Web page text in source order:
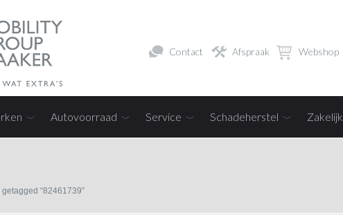
Contact Afspraak Webshop
Autovoorraad Service Schadeherstel Zakelijk
getagged “82461739”